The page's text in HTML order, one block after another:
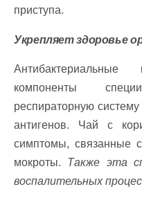
приступа.
Укрепляет здоровье
Антибактериальные
компоненты
респираторную
антигенов. Чай с
симптомы, связанные
мокроты. Также эта
воспалительных